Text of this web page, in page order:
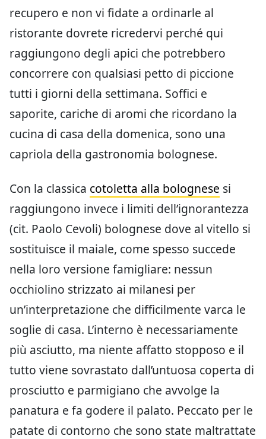
recupero e non vi fidate a ordinarle al
ristorante dovrete ricredervi perché qui
raggiungono degli apici che potrebbero
concorrere con qualsiasi petto di piccione
tutti i giorni della settimana. Soffici e
saporite, cariche di aromi che ricordano la
cucina di casa della domenica, sono una
capriola della gastronomia bolognese.
Con la classica cotoletta alla bolognese si
raggiungono invece i limiti dell’ignorantezza
(cit. Paolo Cevoli) bolognese dove al vitello si
sostituisce il maiale, come spesso succede
nella loro versione famigliare: nessun
occhiolino strizzato ai milanesi per
un’interpretazione che difficilmente varca le
soglie di casa. L’interno è necessariamente
più asciutto, ma niente affatto stopposo e il
tutto viene sovrastato dall’untuosa coperta di
prosciutto e parmigiano che avvolge la
panatura e fa godere il palato. Peccato per le
patate di contorno che sono state maltrattate